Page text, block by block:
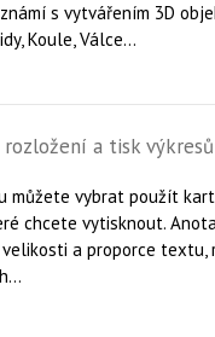
s vytvářením 3D
Koule, Válce...
a tisk výkresů
můžete vybrat použít
chcete vytisknout.
a proporce textu,